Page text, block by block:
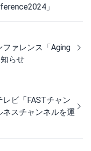
」
ァレンス「Aging
らせ
ビ「FASTチャン
スチャンネルを運